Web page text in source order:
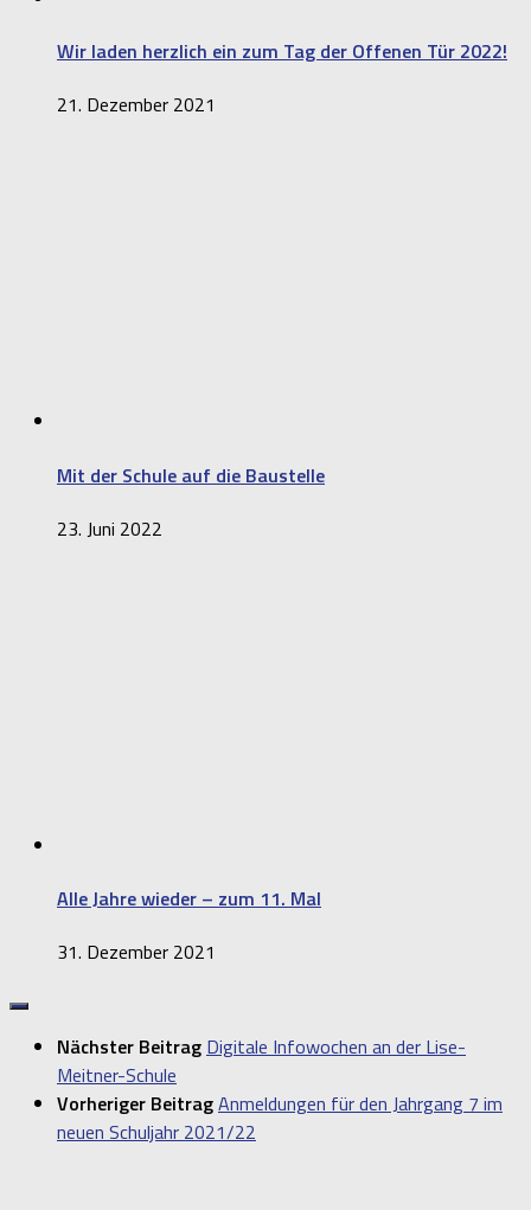
Wir laden herzlich ein zum Tag der Offenen Tür 2022!
21. Dezember 2021
Mit der Schule auf die Baustelle
23. Juni 2022
Alle Jahre wieder – zum 11. Mal
31. Dezember 2021
Nächster Beitrag Digitale Infowochen an der Lise-
Meitner-Schule
Vorheriger BeitragAnmeldungen für den Jahrgang 7 im
neuen Schuljahr 2021/22